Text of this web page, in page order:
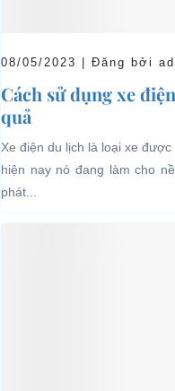
08/05/2023 | Đăng bởi
Cách sử dụng xe
quả
Xe điện du lịch là loại xe
hiện nay nó đang làm cho
phát...